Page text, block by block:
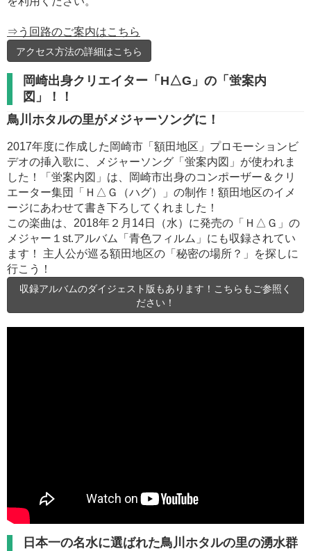
⇒う回路のご案内はこちら
アクセス方法の詳細はこちら
岡崎出身クリエイター「H△G」の「蛍案内
図」！！
鳥川ホタルの里がメジャーソングに！
2017年度に作成した岡崎市「額田地区」プロモーションビ
デオの挿入歌に、メジャーソング「蛍案内図」が使われま
した！「蛍案内図」は、岡崎市出身のコンポーザー＆クリ
エーター集団「Ｈ△Ｇ（ハグ）」の制作！額田地区のイメ
ージにあわせて書き下ろしてくれました！
この楽曲は、2018年２月14日（水）に発売の「Ｈ△Ｇ」の
メジャー１st.アルバム「青色フィルム」にも収録されてい
ます！ 主人公が巡る額田地区の「秘密の場所？」を探しに
行こう！
収録アルバムのダイジェスト版もあります！こちらもご参照く
ださい！
日本一の名水に選ばれた鳥川ホタルの里の湧水群